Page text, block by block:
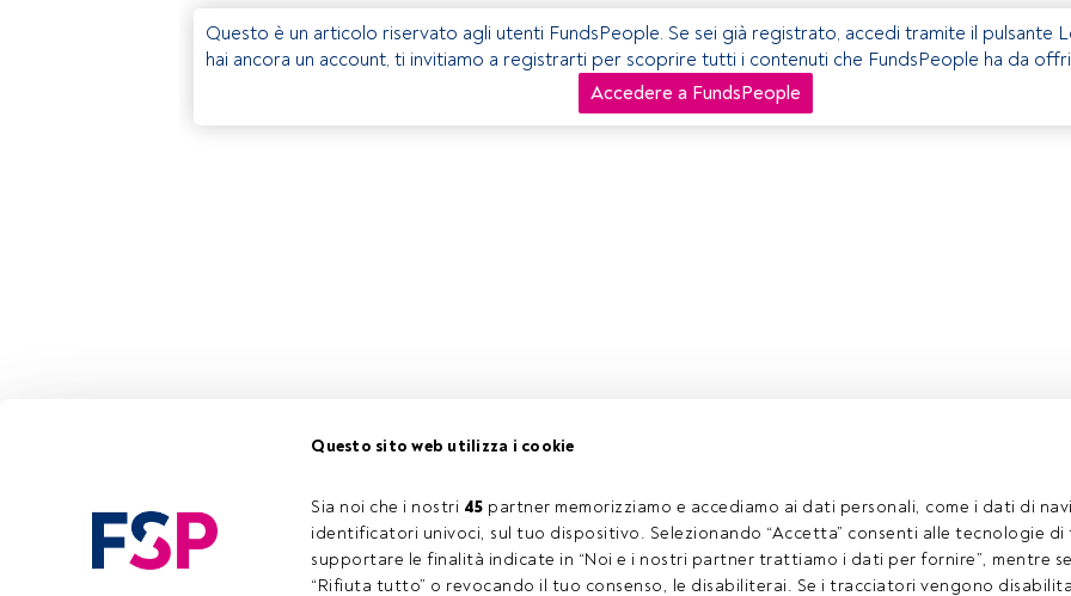
Questo sito web utilizza i cookie
Sia noi che i nostri 45 partner memorizziamo e accediamo ai dati personali, come i dati di
identificatori univoci, sul tuo dispositivo. Selezionando “Accetta” consenti alle tecnologie
supportare le finalità indicate in “Noi e i nostri partner trattiamo i dati per fornire”, mentre
“Rifiuta tutto” o revocando il tuo consenso, le disabiliterai. Se i tracciatori vengono
Questo è un articolo riservato agli utenti FundsPeople. Se sei già registrato, accedi tramite il pulsante
hai ancora un account, ti invitiamo a registrarti per scoprire tutti i contenuti che FundsPeople ha da
Accedere a FundsPeople